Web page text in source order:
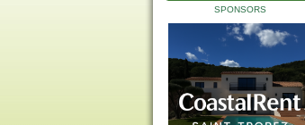
SPONSORS